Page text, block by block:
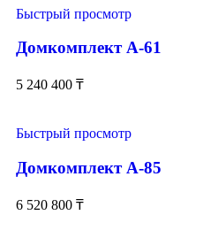
Быстрый просмотр
Домкомплект А-61
5 240 400 ₸
Быстрый просмотр
Домкомплект А-85
6 520 800 ₸